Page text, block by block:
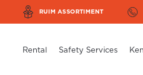
RUIM ASSORTIMENT
Rental Safety Services